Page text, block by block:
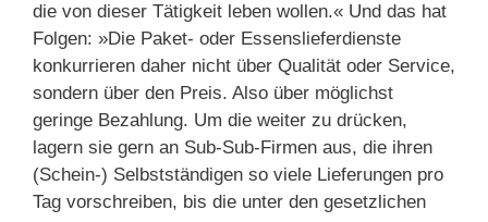
die von dieser Tätigkeit leben wollen.« Und das hat
Folgen: »Die Paket- oder Essenslieferdienste
konkurrieren daher nicht über Qualität oder Service,
sondern über den Preis. Also über möglichst
geringe Bezahlung. Um die weiter zu drücken,
lagern sie gern an Sub-Sub-Firmen aus, die ihren
(Schein-) Selbstständigen so viele Lieferungen pro
Tag vorschreiben, bis die unter den gesetzlichen